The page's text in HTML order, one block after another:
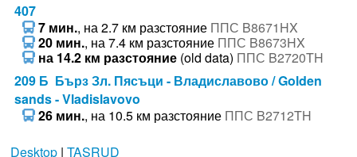
407
7 мин., на 2.7 км разстояние ППС B8671HX
20 мин., на 7.4 км разстояние ППС B8673HX
на 14.2 км разстояние(old data) ППС B2720TH
209 Б Бърз Зл. Пясъци - Владиславово / Golden
sands - Vladislavovo
26 мин., на 10.5 км разстояние ППС B2712TH
Desktop| TASRUD